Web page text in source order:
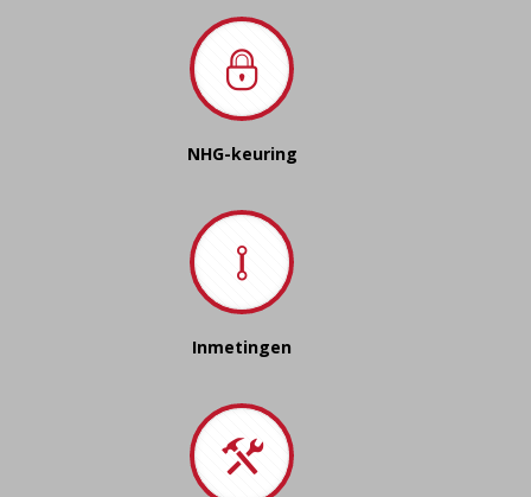
NHG-keuring
Inmetingen